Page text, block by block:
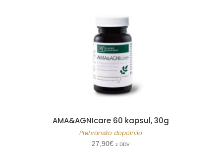
AMA&AGNIcare 60 kapsul, 30g
Prehransko dopolnilo
27,90€ z DDV